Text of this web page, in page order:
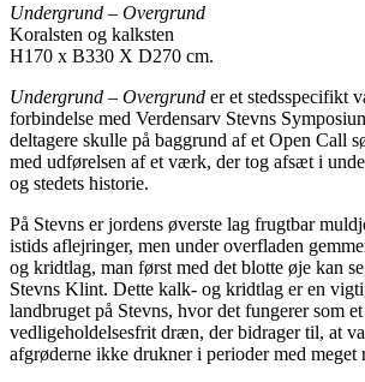
Undergrund – Overgrund
Koralsten og kalksten
H170 x B330 X D270 cm.
Undergrund – Overgrund er et stedsspecifikt
forbindelse med Verdensarv Stevns
deltagere skulle på baggrund af et Open Call
med udførelsen af et værk, der tog afsæt i
og stedets historie.
På Stevns er jordens øverste lag frugtbar
istids aflejringer, men under overfladen
og kridtlag, man først med det blotte øje kan
Stevns Klint. Dette kalk- og kridtlag er en
landbruget på Stevns, hvor det fungerer som
vedligeholdelsesfrit dræn, der bidrager til, at
afgrøderne ikke drukner i perioder med meget